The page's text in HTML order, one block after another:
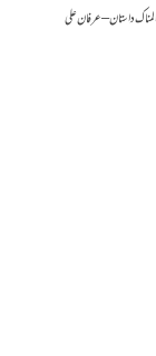
داستان – عرفان علی